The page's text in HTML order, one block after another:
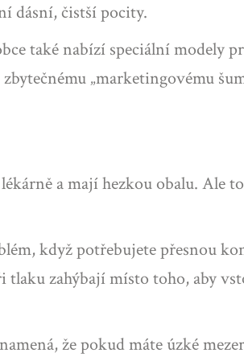
dásní, čistší pocity.
také nabízí speciální modely
„marketingovému
a mají hezkou obalu. Ale
když potřebujete přesnou
tlaku zahýbají místo toho, aby
že pokud máte úzké